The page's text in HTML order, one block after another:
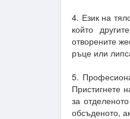
4. Език на
който
отворените
ръце или
5.
Пристигнете
за
обсъденото,